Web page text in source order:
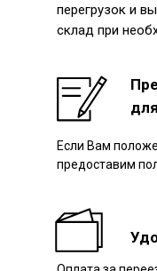
перегрузок и
склад при
Если Вам
предоставим